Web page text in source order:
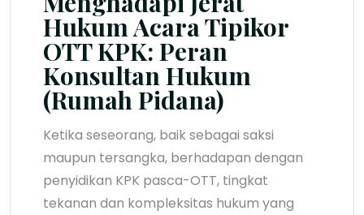
Hukum Acara Tipikor
OTT KPK: Peran
Konsultan Hukum
(Rumah Pidana)
Ketika seseorang, baik sebagai saksi
maupun tersangka, berhadapan dengan
penyidikan KPK pasca-OTT, tingkat
tekanan dan kompleksitas hukum yang